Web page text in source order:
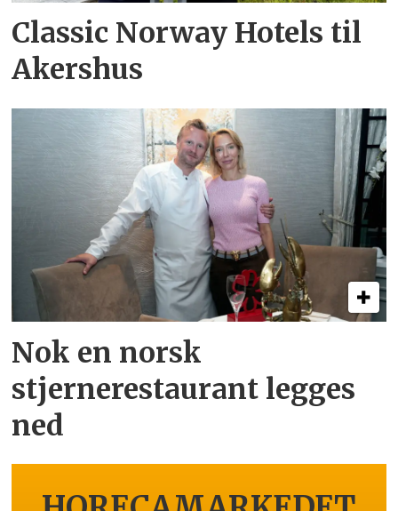
Classic Norway Hotels til
Akershus
Nok en norsk
stjernerestaurant legges
ned